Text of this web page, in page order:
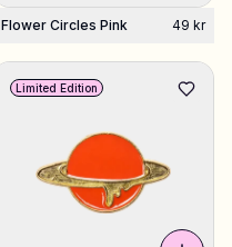
Flower Circles Pink 49 kr
Limited Edition